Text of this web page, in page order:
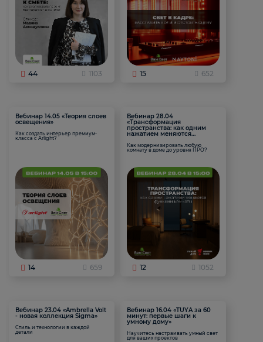
44 1103 15 652
Вебинар 14.05 «Теория слоев
освещения»
Как создать интерьер премиум-
класса с Arlight?
14 659
Вебинар 28.04
«Трансформация
пространства: как одним
нажатием меняются
Как модернизировать любую
комнату в доме до уровня ПРО?
12 1052
Вебинар 23.04 «Ambrella Volt
- новая коллекция Sigma»
Стиль и технологии в каждой
детали
Вебинар 16.04 «TUYA за 60
минут: первые шаги к
умному дому»
Научитесь настраивать умный свет
для ваших проектов